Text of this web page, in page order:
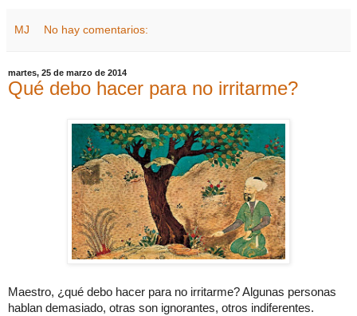
MJ No hay comentarios:
martes, 25 de marzo de 2014
Qué debo hacer para no irritarme?
Maestro, ¿qué debo hacer para no irritarme? Algunas personas
hablan demasiado, otras son ignorantes, otros indiferentes.